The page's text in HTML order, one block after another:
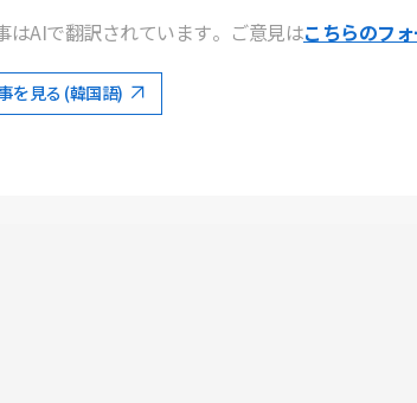
はAIで翻訳されています。ご意見はこちらのフ
を見る (韓国語)